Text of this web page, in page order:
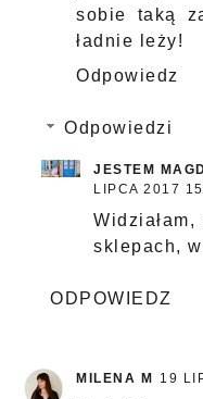
sobie taką
ładnie leży!
Odpowiedz
Odpowiedzi
JESTEM
LIPCA 2017
sklepach,
ODPOWIEDZ
MILENA M 19